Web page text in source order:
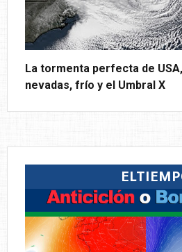
La tormenta perfecta de
nevadas, frío y el Umbral X